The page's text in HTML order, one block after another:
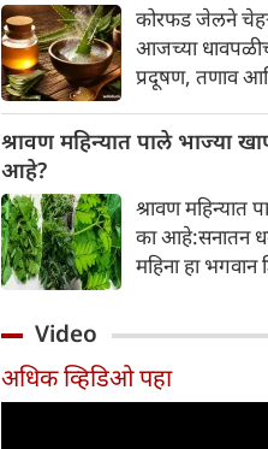
घेऊया!
आतड्यांची
करते. पचनसंस्था मजबूत करून पोट
साफ होण्यास
जाणून घ्या
कोरफड जेलने
आजच्या
प्रदूषण, तणाव
नकारात्मक
होते, ज्यामुळे
आणि ब्लॅकहेड्स
निर्माण होतात.
श्रावण महिन्यात पाले भाज्या
आहे?
श्रावण महिन्यात
का आहे:सनातन
महिना हा भगवान
दानधर्म आणि
पालन करतात.
Video
अधिक व्हिडिओ पहा